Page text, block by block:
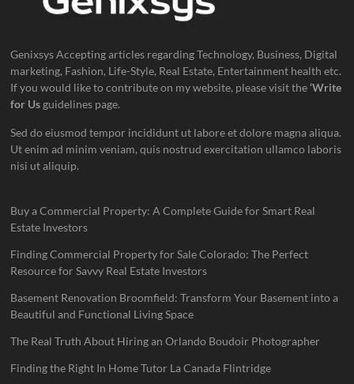
Genixsys Accepting articles regarding Technology, Business, Digital
marketing, Fashion, Life-Style, Real Estate, Entertainment health etc.
If you would like to contribute on my website, please visit the‘Write
for Us guidelines page.
Sed do eiusmod tempor incididunt ut labore et dolore magna aliqua.
Ut enim ad minim veniam, quis nostrud exercitation ullamco laboris
nisi ut aliquip.
Buy a Commercial Property: A Complete Guide for Smart Real
Estate Investors
Finding Commercial Property for Sale Colorado: The Perfect
Resource for Savvy Real Estate Investors
Basement Renovation Broomfield: Transform Your Basement into a
Beautiful and Functional Living Space
The Real Truth About Hiring an Orlando Boudoir Photographer
Finding the Right In Home Tutor La Canada Flintridge